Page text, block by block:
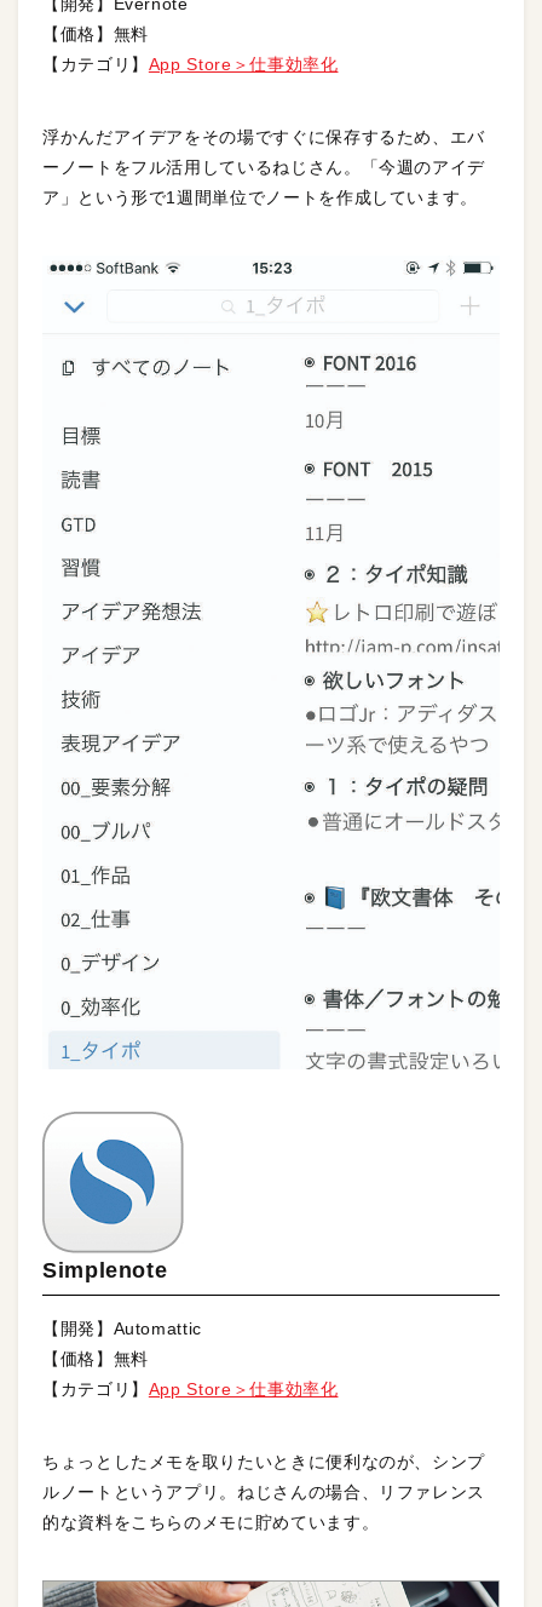
【価格】無料
【カテゴリ】 App Store＞仕事効率化
浮かんだアイデアをその場ですぐに保存するため、エバ
ーノートをフル活用しているねじさん。「今週のアイデ
ア」という形で1週間単位でノートを作成しています。
Simplenote
【開発】Automattic
【価格】無料
【カテゴリ】 App Store＞仕事効率化
ちょっとしたメモを取りたいときに便利なのが、シンプ
ルノートというアプリ。ねじさんの場合、リファレンス
的な資料をこちらのメモに貯めています。